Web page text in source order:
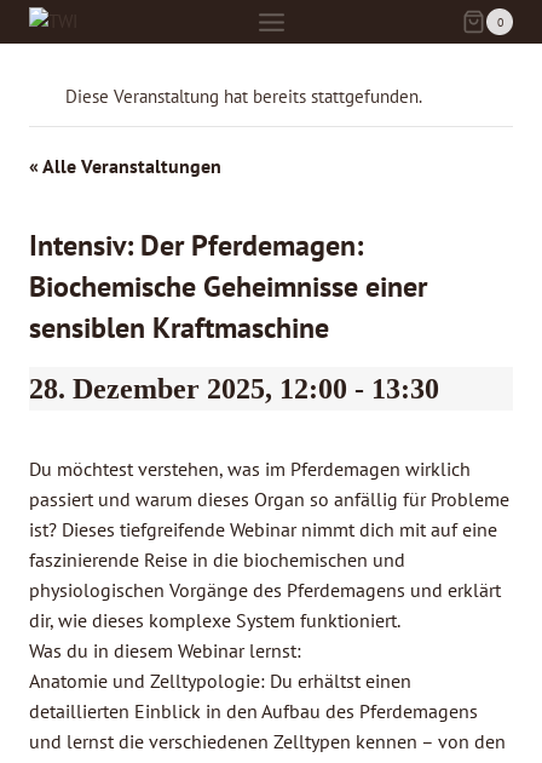
Zum
Inhalt
0
Diese Veranstaltung hat bereits stattgefunden.
« Alle Veranstaltungen
Intensiv: Der Pferdemagen:
Biochemische Geheimnisse einer
sensiblen Kraftmaschine
28. Dezember 2025, 12:00 - 13:30
Du möchtest verstehen, was im Pferdemagen wirklich
passiert und warum dieses Organ so anfällig für Probleme
ist? Dieses tiefgreifende Webinar nimmt dich mit auf eine
faszinierende Reise in die biochemischen und
physiologischen Vorgänge des Pferdemagens und erklärt
dir, wie dieses komplexe System funktioniert.
Was du in diesem Webinar lernst:
Anatomie und Zelltypologie: Du erhältst einen
detaillierten Einblick in den Aufbau des Pferdemagens
und lernst die verschiedenen Zelltypen kennen – von den